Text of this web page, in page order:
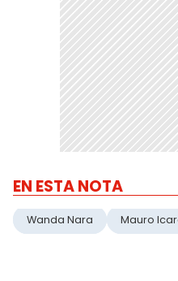
EN ESTA NOTA
Wanda Nara Mauro